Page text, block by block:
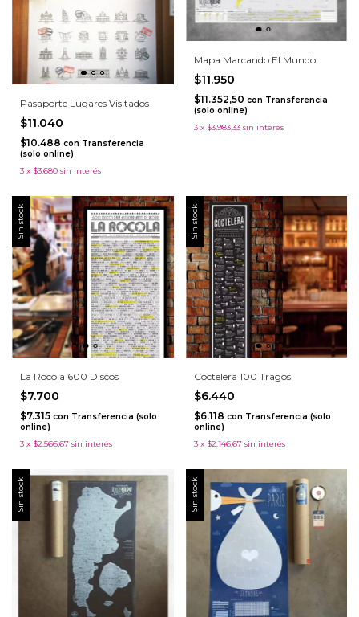
Pasaporte Lugares Visitados
$11.040
$10.488 con Transferencia
(solo online)
3 x $3.680 sin interés
Mapa Marcando El Mundo
$11.950
$11.352,50 con Transferencia
(solo online)
3 x $3.983,33 sin interés
Sin stock
La Rocola 600 Discos
$7.700
$7.315 con Transferencia (solo
online)
3 x $2.566,67 sin interés
Sin stock
Coctelera 100 Tragos
$6.440
$6.118 con Transferencia (solo
online)
3 x $2.146,67 sin interés
Sin stock Sin stock